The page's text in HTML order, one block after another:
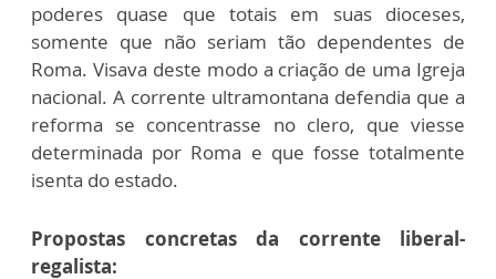
poderes quase que totais em suas dioceses,
somente que não seriam tão dependentes de
Roma. Visava deste modo a criação de uma Igreja
nacional. A corrente ultramontana defendia que a
reforma se concentrasse no clero, que viesse
determinada por Roma e que fosse totalmente
isenta do estado.
Propostas concretas da corrente liberal-
regalista: